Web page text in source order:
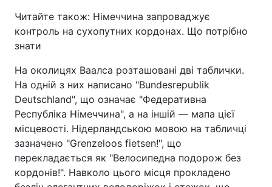
Читайте також: Німеччина запроваджує
контроль на сухопутних кордонах. Що потрібно
знати
На околицях Ваалса розташовані дві таблички.
На одній з них написано "Bundesrepublik
Deutschland", що означає "Федеративна
Республіка Німеччина", а на іншій — мапа цієї
місцевості. Нідерландською мовою на табличці
зазначено "Grenzeloos fietsen!", що
перекладається як "Велосипедна подорож без
кордонів!". Навколо цього місця прокладено